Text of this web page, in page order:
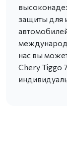
защиты для
нас вы
Chery Tiggo